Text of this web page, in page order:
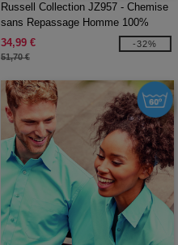
Russell Collection JZ957 - Chemise
sans Repassage Homme 100%
Coton
34,99 €
51,70 €
-32%